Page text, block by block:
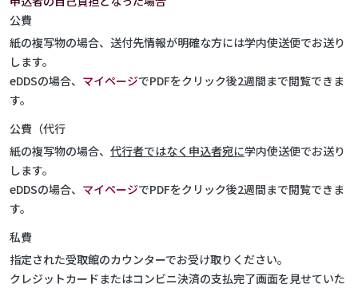
公費
紙の複写物の場合、送付先情報が明確な方には学内使送便でお送り
します。
eDDSの場合、 マイページでPDFをクリック後2週間まで閲覧できま
す。
公費（代行
紙の複写物の場合、 代行者ではなく申込者宛に学内使送便でお送り
します。
eDDSの場合、 マイページでPDFをクリック後2週間まで閲覧できま
す。
私費
指定された受取館のカウンターでお受け取りください。
クレジットカードまたはコンビニ決済の支払完了画面を見せていた